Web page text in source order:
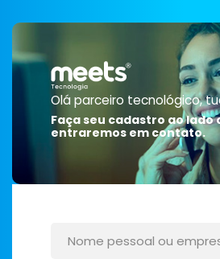
Olá parceiro tecnológico,
Faça seu cadastro ao lado
entraremos em contato.